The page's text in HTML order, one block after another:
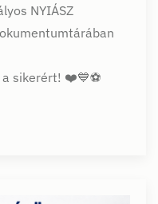
NYIÁSZ
a sikerért! ❤️💙⚽